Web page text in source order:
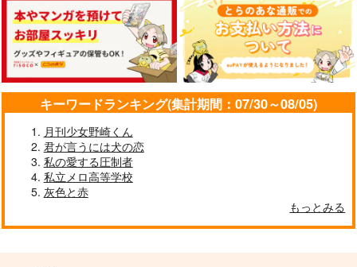
バッブスニップ
787円（税込）
杉元佐一×尾形百之助
作品詳細
Crescent
1,100円 （税込）
杉元佐一×尾形百之助
作品詳細
柑橘類
220円（税込）
杉元佐一×尾形百之助
作品詳細
キーワードランキング(集計期間：07/30～08/05)
月刊少女野崎くん
君が言うには犬の恋
私の愛する圧制者
私立メロ高等学校
灰色と赤
もっとみる